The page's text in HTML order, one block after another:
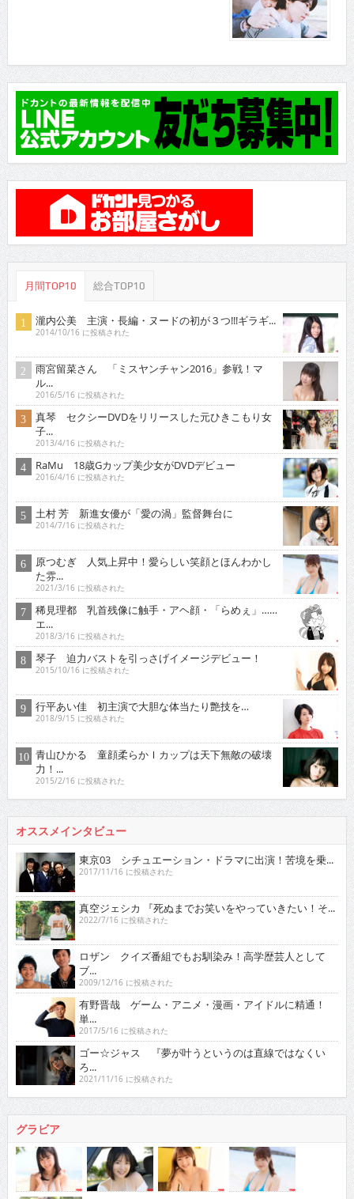
月間TOP10 総合TOP10
瀧内公美 主演・長編・ヌードの初が３つ!!!ギラギ...
2014/10/16 に投稿された
雨宮留菜さん 「ミスヤンチャン2016」参戦！マ
ル...
2016/5/16 に投稿された
真琴 セクシーDVDをリリースした元ひきこもり女
子...
2013/4/16 に投稿された
RaMu 18歳Gカップ美少女がDVDデビュー
2016/4/16 に投稿された
土村 芳 新進女優が「愛の渦」監督舞台に
2014/7/16 に投稿された
原つむぎ 人気上昇中！愛らしい笑顔とほんわかし
た雰...
2021/3/16 に投稿された
稀見理都 乳首残像に触手・アヘ顔・「らめぇ」……
エ...
2018/3/16 に投稿された
琴子 迫力バストを引っさげイメージデビュー！
2015/10/16 に投稿された
行平あい佳 初主演で大胆な体当たり艶技を…
2018/9/15 に投稿された
青山ひかる 童顔柔らかＩカップは天下無敵の破壊
力！...
2015/2/16 に投稿された
オススメインタビュー
東京03 シチュエーション・ドラマに出演！苦境を乗...
2017/11/16 に投稿された
真空ジェシカ 『死ぬまでお笑いをやっていきたい！そ...
2022/7/16 に投稿された
ロザン クイズ番組でもお馴染み！高学歴芸人として
ブ...
2009/12/16 に投稿された
有野晋哉 ゲーム・アニメ・漫画・アイドルに精通！
単...
2017/5/16 に投稿された
ゴー☆ジャス 『夢が叶うというのは直線ではなくい
ろ...
2021/11/16 に投稿された
グラビア